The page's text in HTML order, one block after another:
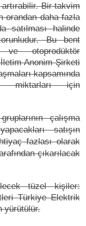
Bir takvim
orandan daha fazla
satılması halinde
Bu bent
ve otoprodüktör
Anonim Şirketi
kapsamında
miktarları için
çalışma
satışın
fazlası olarak
çıkarılacak
tüzel kişiler:
Türkiye Elektrik
yürütülür.